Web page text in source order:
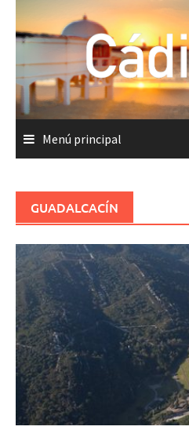
contenido
Menú principal
GUADALCACÍN